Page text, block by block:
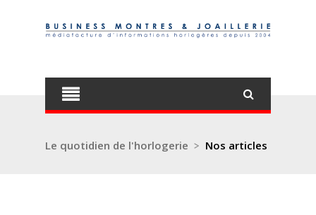
Le quotidien de l'horlogerie > Nos articles